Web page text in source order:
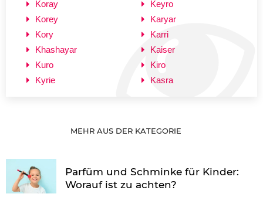
Koray
Korey
Kory
Khashayar
Kuro
Kyrie
Keyro
Karyar
Karri
Kaiser
Kiro
Kasra
MEHR AUS DER KATEGORIE
Parfüm und Schminke für Kinder:
Worauf ist zu achten?